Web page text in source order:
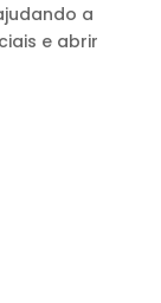
a
e abrir